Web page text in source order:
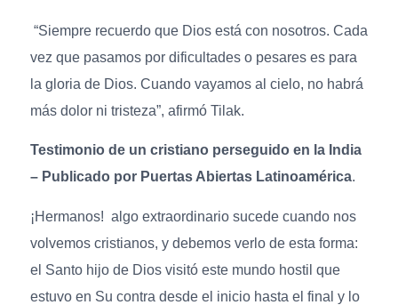
“Siempre recuerdo que Dios está con nosotros. Cada
vez que pasamos por dificultades o pesares es para
la gloria de Dios. Cuando vayamos al cielo, no habrá
más dolor ni tristeza”, afirmó Tilak.
Testimonio de un cristiano perseguido en la India
– Publicado por Puertas Abiertas Latinoamérica.
¡Hermanos! algo extraordinario sucede cuando nos
volvemos cristianos, y debemos verlo de esta forma:
el Santo hijo de Dios visitó este mundo hostil que
estuvo en Su contra desde el inicio hasta el final y lo